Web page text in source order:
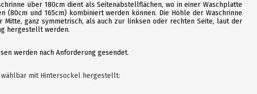
über 180cm dient als Seitenabstellflächen, wo in einer Waschplatte
(80cm und 165cm) kombiniert werden können. Die Höhle der Waschrinne
Mitte, ganz symmetrisch, als auch zur linksen oder rechten Seite, laut der
hergestellt werden.
werden nach Anforderung gesendet.
wählbar mit Hintersockel hergestellt: